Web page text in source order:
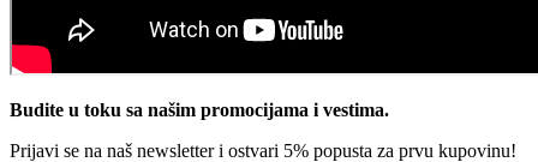
Budite u toku sa našim promocijama i vestima.
Prijavi se na naš newsletter i ostvari 5% popusta za prvu kupovinu!